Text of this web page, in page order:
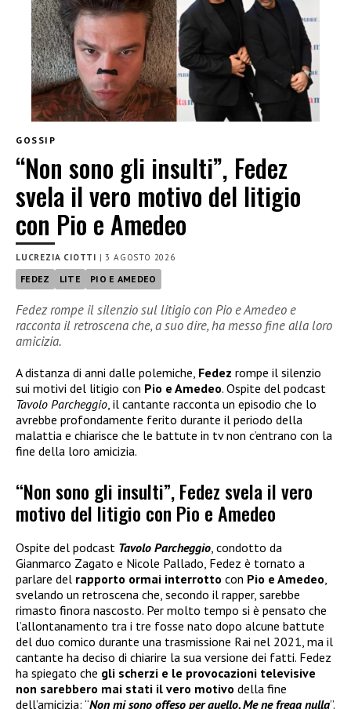
GOSSIP
“Non sono gli insulti”, Fedez
svela il vero motivo del litigio
con Pio e Amedeo
LUCREZIA CIOTTI |3 AGOSTO 2026
FEDEZ LITE PIO E AMEDEO
Fedez rompe il silenzio sul litigio con Pio e Amedeo e
racconta il retroscena che, a suo dire, ha messo fine alla loro
amicizia.
A distanza di anni dalle polemiche, Fedez rompe il silenzio
sui motivi del litigio con Pio e Amedeo. Ospite del podcast
Tavolo Parcheggio, il cantante racconta un episodio che lo
avrebbe profondamente ferito durante il periodo della
malattia e chiarisce che le battute in tv non c’entrano con la
fine della loro amicizia.
“Non sono gli insulti”, Fedez svela il vero
motivo del litigio con Pio e Amedeo
Ospite del podcast Tavolo Parcheggio , condotto da
Gianmarco Zagato e Nicole Pallado, Fedez è tornato a
parlare del rapporto ormai interrotto con Pio e Amedeo
svelando un retroscena che, secondo il rapper, sarebbe
rimasto finora nascosto. Per molto tempo si è pensato che
l’allontanamento tra i tre fosse nato dopo alcune battute
del duo comico durante una trasmissione Rai nel 2021, ma il
cantante ha deciso di chiarire la sua versione dei fatti. Fedez
ha spiegato che gli scherzi e le provocazioni televisive
non sarebbero mai stati il vero motivo della fine
dell’amicizia: “Non mi sono offeso per quello. Me ne frega nulla”.